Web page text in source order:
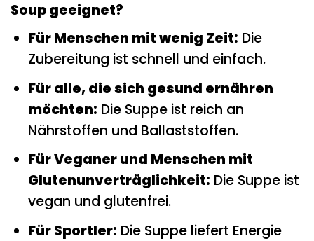
Soup geeignet?
Für Menschen mit wenig Zeit: Die
Zubereitung ist schnell und einfach.
Für alle, die sich gesund ernähren
möchten: Die Suppe ist reich an
Nährstoffen und Ballaststoffen.
Für Veganer und Menschen mit
Glutenunverträglichkeit: Die Suppe ist
vegan und glutenfrei.
Für Sportler: Die Suppe liefert Energie